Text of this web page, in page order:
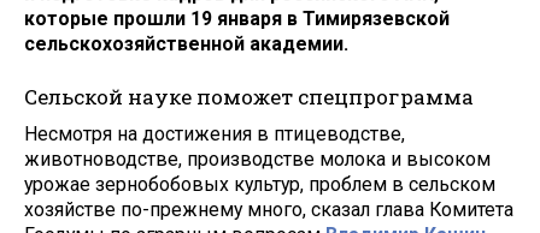
которые прошли 19 января в Тимирязевской
сельскохозяйственной академии.
Сельской науке поможет спецпрограмма
Несмотря на достижения в птицеводстве,
животноводстве, производстве молока и высоком
урожае зернобобовых культур, проблем в сельском
хозяйстве по-прежнему много, сказал глава Комитета